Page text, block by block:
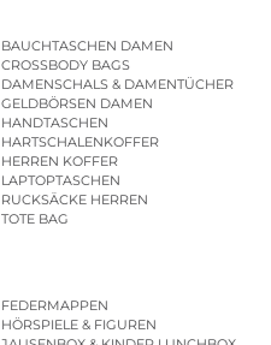
BAUCHTASCHEN DAMEN
CROSSBODY BAGS
DAMENSCHALS & DAMENTÜCHER
GELDBÖRSEN DAMEN
HANDTASCHEN
HARTSCHALENKOFFER
HERREN KOFFER
LAPTOPTASCHEN
RUCKSÄCKE HERREN
TOTE BAG
FEDERMAPPEN
HÖRSPIELE & FIGUREN